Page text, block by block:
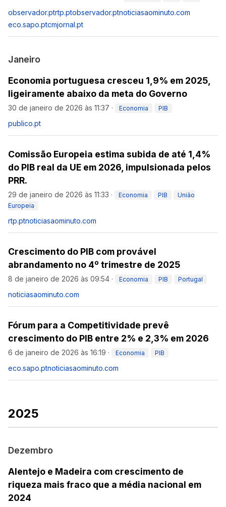
observador.ptrtp.ptobservador.ptnoticiasaominuto.com
eco.sapo.ptcmjornal.pt
Janeiro
Economia portuguesa cresceu 1,9% em 2025,
ligeiramente abaixo da meta do Governo
30 de janeiro de 2026 às 11:37 · Economia PIB
publico.pt
Comissão Europeia estima subida de até 1,4%
do PIB real da UE em 2026, impulsionada pelos
PRR.
29 de janeiro de 2026 às 11:33 · Economia PIB
União
Europeia
rtp.ptnoticiasaominuto.com
Crescimento do PIB com provável
abrandamento no 4º trimestre de 2025
8 de janeiro de 2026 às 09:54 · Economia PIB Portugal
noticiasaominuto.com
Fórum para a Competitividade prevê
crescimento do PIB entre 2% e 2,3% em 2026
6 de janeiro de 2026 às 16:19 · Economia PIB
eco.sapo.ptnoticiasaominuto.com
2025
Dezembro
Alentejo e Madeira com crescimento de
riqueza mais fraco que a média nacional em
2024